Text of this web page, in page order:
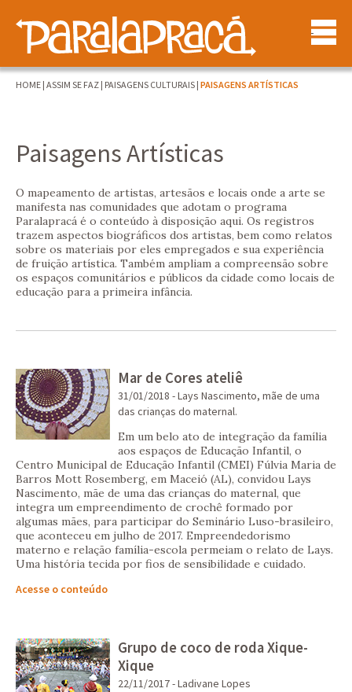
HOME | ASSIM SE FAZ | PAISAGENS CULTURAIS | PAISAGENS ARTÍSTICAS
Paisagens Artísticas
O mapeamento de artistas, artesãos e locais onde a arte se
manifesta nas comunidades que adotam o programa
Paralapracá é o conteúdo à disposição aqui. Os registros
trazem aspectos biográficos dos artistas, bem como relatos
sobre os materiais por eles empregados e sua experiência
de fruição artística. Também ampliam a compreensão sobre
os espaços comunitários e públicos da cidade como locais de
educação para a primeira infância.
Mar de Cores ateliê
31/01/2018 - Lays Nascimento, mãe de uma
das crianças do maternal.
Em um belo ato de integração da família
aos espaços de Educação Infantil, o
Centro Municipal de Educação Infantil (CMEI) Fúlvia Maria de
Barros Mott Rosemberg, em Maceió (AL), convidou Lays
Nascimento, mãe de uma das crianças do maternal, que
integra um empreendimento de crochê formado por
algumas mães, para participar do Seminário Luso-brasileiro,
que aconteceu em julho de 2017. Empreendedorismo
materno e relação família-escola permeiam o relato de Lays.
Uma história tecida por fios de sensibilidade e cuidado.
Acesse o conteúdo
Grupo de coco de roda Xique-
Xique
22/11/2017 - Ladivane Lopes